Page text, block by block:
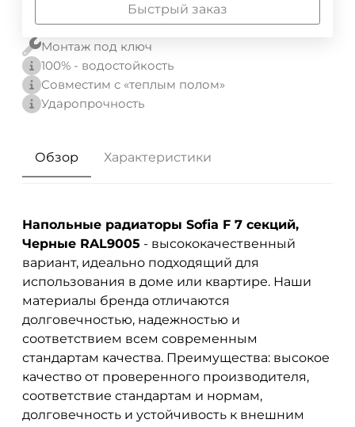
Быстрый заказ
Монтаж под ключ
100% - водостойкость
Совместим с «теплым полом»
Ударопрочность
Обзор Характеристики
Напольные радиаторы Sofia F 7 секций,
Черные RAL9005 - высококачественный
вариант, идеально подходящий для
использования в доме или квартире. Наши
материалы бренда отличаются
долговечностью, надежностью и
соответствием всем современным
стандартам качества. Преимущества: высокое
качество от проверенного производителя,
соответствие стандартам и нормам,
долговечность и устойчивость к внешним